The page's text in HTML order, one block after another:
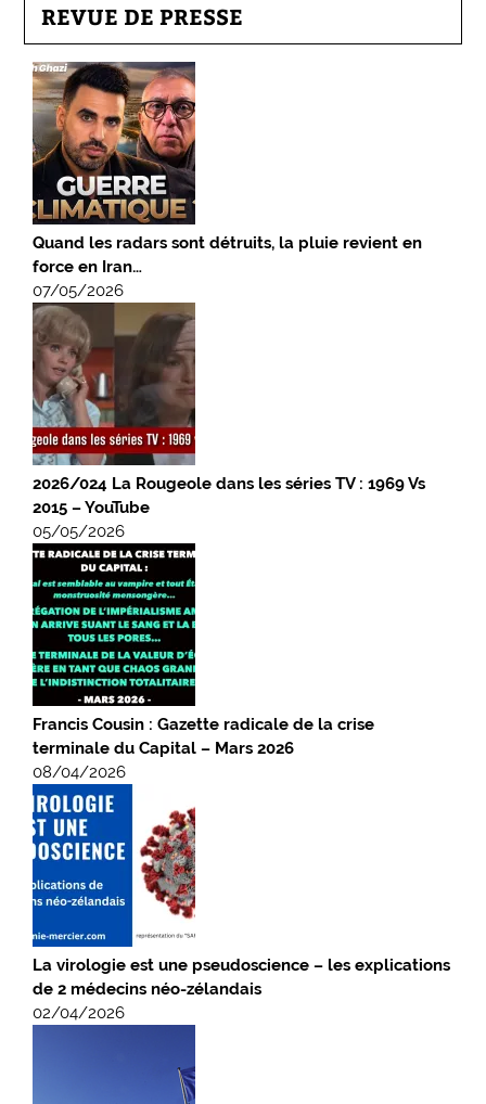
REVUE DE PRESSE
Quand les radars sont détruits, la pluie revient en
force en Iran…
07/05/2026
2026/024 La Rougeole dans les séries TV : 1969 Vs
2015 – YouTube
05/05/2026
Francis Cousin : Gazette radicale de la crise
terminale du Capital – Mars 2026
08/04/2026
La virologie est une pseudoscience – les explications
de 2 médecins néo-zélandais
02/04/2026